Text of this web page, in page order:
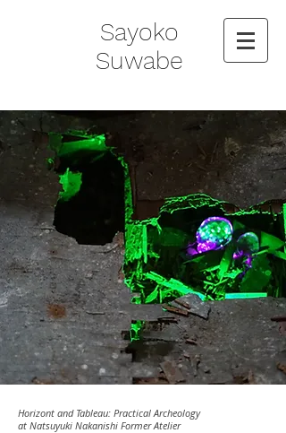
Sayoko
Suwabe
Horizont and Tableau: Practical Archeology
at Natsuyuki Nakanishi Former Atelier